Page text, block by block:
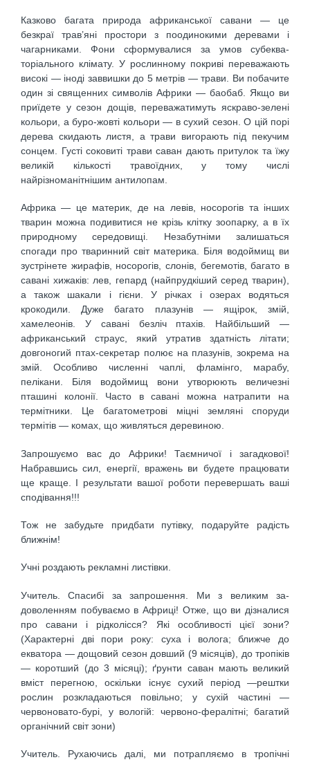
Казково багата природа африканської савани — це
безкраї трав’яні простори з поодинокими деревами і
чагарниками. Фони сформувалися за умов субеква­
торіального клімату. У рослинному покриві переважа­ють
високі — іноді заввишки до 5 метрів — трави. Ви побачите
один зі священних символів Африки — бао­баб. Якщо ви
приїдете у сезон дощів, переважатимуть яскраво-зелені
кольори, а буро-жовті кольори — в су­хий сезон. О цій порі
дерева скидають листя, а трави вигорають під пекучим
сонцем. Густі соковиті трави саван дають притулок та їжу
великій кількості травоїд­них, у тому числі
найрізноманітнішим антилопам.
Африка — це материк, де на левів, носорогів та інших
тварин можна подивитися не крізь клітку зоопарку, а в їх
природному середовищі. Незабутніми залишаться
спогади про тваринний світ материка. Біля водоймищ ви
зустрінете жирафів, носорогів, слонів, бегемотів, багато в
савані хижаків: лев, гепард (найпрудкіший серед тварин),
а також шакали і гієни. У річках і озе­рах водяться
крокодили. Дуже багато плазунів — ящі­рок, змій,
хамелеонів. У савані безліч птахів. Найбіль­ший —
африканський страус, який утратив здатність літати;
довгоногий птах-секретар полює на плазунів, зокрема на
змій. Особливо численні чаплі, фламінго, марабу,
пелікани. Біля водоймищ вони утворюють ве­личезні
пташині колонії. Часто в савані можна натра­пити на
термітники. Це багатометрові міцні земляні споруди
термітів — комах, що живляться деревиною.
Запрошуємо вас до Африки! Таємничої і загадкової!
Набравшись сил, енергії, вражень ви будете працюва­ти
ще краще. І результати вашої роботи перевершать ваші
сподівання!!!
Тож не забудьте придбати путівку, подаруйте радість
ближнім!
Учні роздають рекламні листівки.
Учитель. Спасибі за запрошення. Ми з великим за­
доволенням побуваємо в Африці! Отже, що ви дізна­лися
про савани і рідколісся? Які особливості цієї зони?
(Характерні дві пори року: суха і волога; ближ­че до
екватора — дощовий сезон довший (9 місяців), до тропіків
— коротший (до 3 місяці); ґрунти саван мають великий
вміст перегною, оскільки існує сухий період —рештки
рослин розкладаються повільно; у сухій части­ні —
червоновато-бурі, у вологій: червоно-фералітні; ба­гатий
органічний світ зони)
Учитель. Рухаючись далі, ми потрапляємо в тропіч­ні